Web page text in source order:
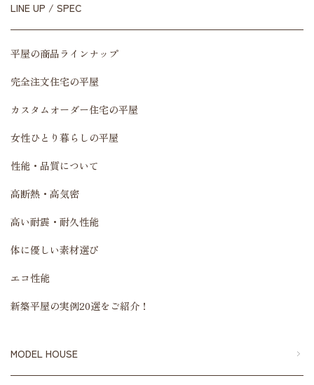
LINE UP / SPEC
平屋の商品ラインナップ
完全注文住宅の平屋
カスタムオーダー住宅の平屋
女性ひとり暮らしの平屋
性能・品質について
高断熱・高気密
高い耐震・耐久性能
体に優しい素材選び
エコ性能
新築平屋の実例20選をご紹介！
MODEL HOUSE